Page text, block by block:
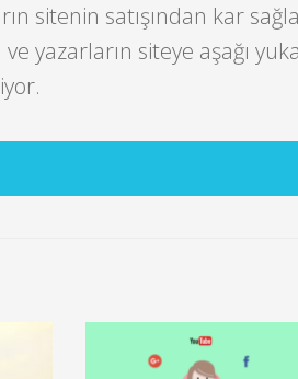
sitenin satışından kar
yazarların siteye aşağı